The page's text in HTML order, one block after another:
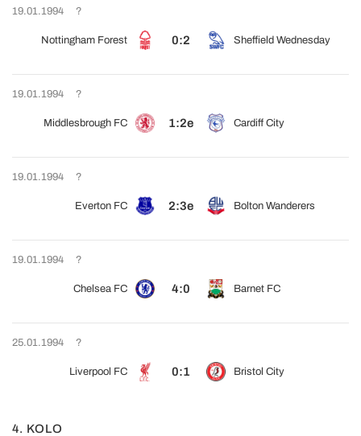
19.01.1994 ?
Nottingham Forest 0:2 Sheffield Wednesday
19.01.1994 ?
Middlesbrough FC 1:2e Cardiff City
19.01.1994 ?
Everton FC 2:3e Bolton Wanderers
19.01.1994 ?
Chelsea FC 4:0 Barnet FC
25.01.1994 ?
Liverpool FC 0:1 Bristol City
4. KOLO